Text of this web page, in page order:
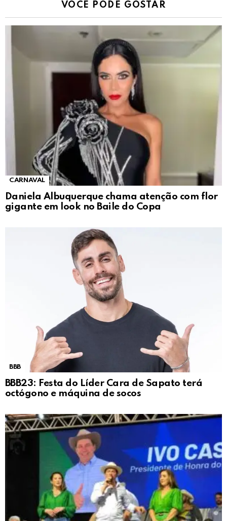
VOCÊ PODE GOSTAR
CARNAVAL
Daniela Albuquerque chama atenção com flor
gigante em look no Baile do Copa
BBB
BBB23: Festa do Líder Cara de Sapato terá
octógono e máquina de socos